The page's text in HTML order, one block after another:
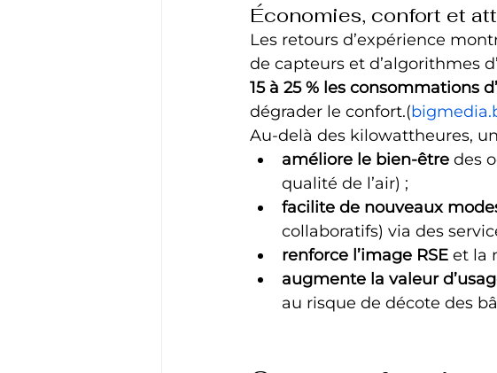
Économies, confort et
Les retours d’expérience
de capteurs et d’algorithmes
15 à 25 % les consommations
dégrader le confort.(
Au-delà des kilowattheures,
améliore le bien-être des
qualité de l’air) ;
facilite de nouveaux
collaboratifs) via des
renforce l’image RSE et la
augmente la valeur
au risque de décote des